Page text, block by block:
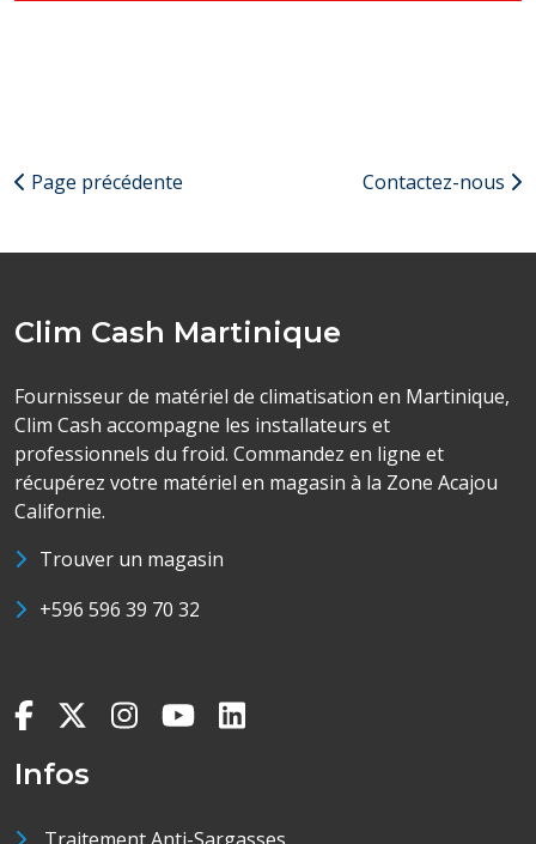
Page précédente Contactez-nous
Clim Cash Martinique
Fournisseur de matériel de climatisation en Martinique,
Clim Cash accompagne les installateurs et
professionnels du froid. Commandez en ligne et
récupérez votre matériel en magasin à la Zone Acajou
Californie.
Trouver un magasin
+596 596 39 70 32
Infos